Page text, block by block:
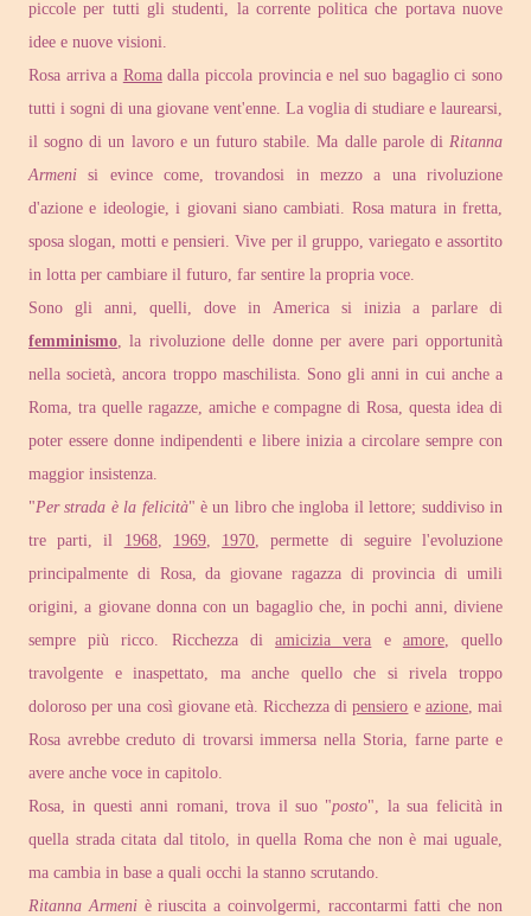
piccole per tutti gli studenti, la corrente politica che portava nuove
idee e nuove visioni.
Rosa arriva a Romadalla piccola provincia e nel suo bagaglio ci sono
tutti i sogni di una giovane vent'enne. La voglia di studiare e laurearsi,
il sogno di un lavoro e un futuro stabile. Ma dalle parole di Ritanna
Armeni si evince come, trovandosi in mezzo a una rivoluzione
d'azione e ideologie, i giovani siano cambiati. Rosa matura in fretta,
sposa slogan, motti e pensieri. Vive per il gruppo, variegato e assortito
in lotta per cambiare il futuro, far sentire la propria voce.
Sono gli anni, quelli, dove in America si inizia a parlare di
femminismo, la rivoluzione delle donne per avere pari opportunità
nella società, ancora troppo maschilista. Sono gli anni in cui anche a
Roma, tra quelle ragazze, amiche e compagne di Rosa, questa idea di
poter essere donne indipendenti e libere inizia a circolare sempre con
maggior insistenza.
"Per strada è la felicità" è un libro che ingloba il lettore; suddiviso in
tre parti, il 1968, 1969, 1970, permette di seguire l'evoluzione
principalmente di Rosa, da giovane ragazza di provincia di umili
origini, a giovane donna con un bagaglio che, in pochi anni, diviene
sempre più ricco. Ricchezza diamicizia vera e amore, quello
travolgente e inaspettato, ma anche quello che si rivela troppo
doloroso per una così giovane età. Ricchezza dipensiero e azione, mai
Rosa avrebbe creduto di trovarsi immersa nella Storia, farne parte e
avere anche voce in capitolo.
Rosa, in questi anni romani, trova il suo "posto", la sua felicità in
quella strada citata dal titolo, in quella Roma che non è mai uguale,
ma cambia in base a quali occhi la stanno scrutando.
Ritanna Armeniè riuscita a coinvolgermi, raccontarmi fatti che non